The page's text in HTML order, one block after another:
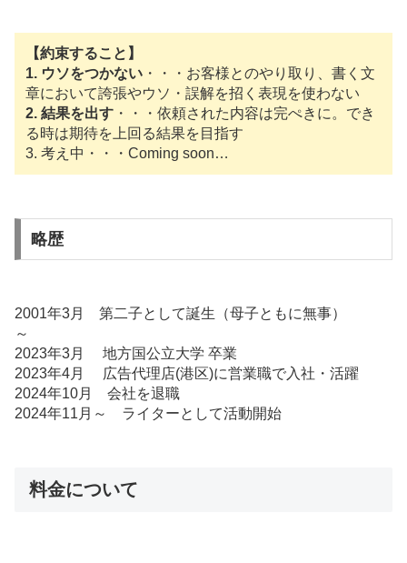
【約束すること】
1. ウソをつかない ・・・お客様とのやり取り、書く文
章において誇張やウソ・誤解を招く表現を使わない
2. 結果を出す ・・・依頼された内容は完ぺきに。でき
る時は期待を上回る結果を目指す
3. 考え中・・・Coming soon…
略歴
2001年3月 第二子として誕生（母子ともに無事）
～
2023年3月 地方国公立大学 卒業
2023年4月 広告代理店(港区)に営業職で入社・活躍
2024年10月 会社を退職
2024年11月～ ライターとして活動開始
料金について